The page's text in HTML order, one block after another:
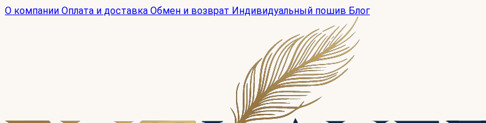
О компании Оплата и доставка Обмен и возврат Индивидуальный пошив Блог